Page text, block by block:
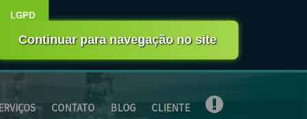
Faça seu orçamento por Whatsapp
CONTATO BLOG CLIENTE